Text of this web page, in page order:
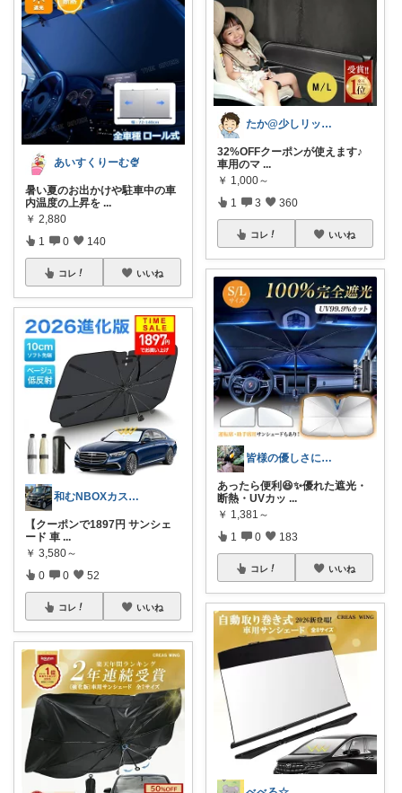
あいすくりーむ🍨
暑い夏のお出かけや駐車中の車
内温度の上昇を ...
￥ 2,880
1 0 140
コレ いいね
和むNBOXカスタム8/8感謝🙏
【クーポンで1897円 サンシェ
ード 車 ...
￥ 3,580～
0 0 52
コレ いいね
たか@少しリッチな生活がしたいパパ
32%OFFクーポンが使えます♪
車用のマ ...
￥ 1,000～
1 3 360
コレ いいね
皆様の優しさに感謝です✨happyミルク
あったら便利😆✨優れた遮光・
断熱・UVカッ ...
￥ 1,381～
1 0 183
コレ いいね